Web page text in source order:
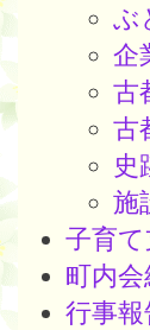
ぶ
企
古
古
史
施
子育て
町内会
行事報